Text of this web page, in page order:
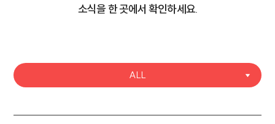
소식을 한 곳에서 확인하세요.
ALL